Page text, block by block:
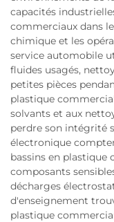
capacités
commerciaux dans
chimique et les
service automobile
fluides usagés,
petites pièces
plastique
solvants et aux
perdre son intégrité
électronique
bassins en
composants
décharges
d'enseignement
plastique